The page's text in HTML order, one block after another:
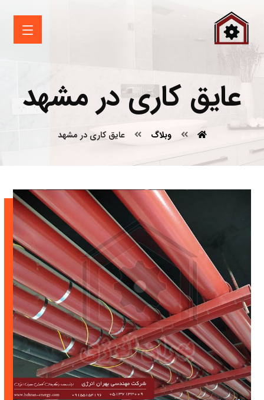
عایق کاری در مشهد
وبلاگ عایق کاری در مشهد